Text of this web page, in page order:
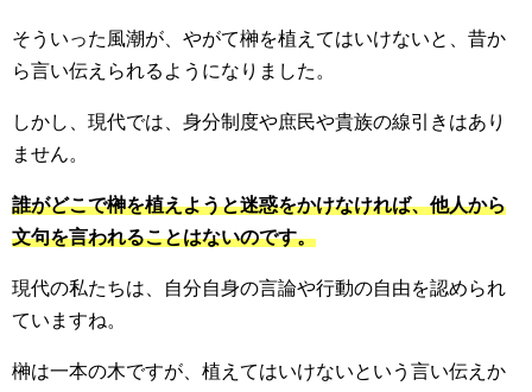
そういった風潮が、やがて榊を植えてはいけないと、昔か
ら言い伝えられるようになりました。
しかし、現代では、身分制度や庶民や貴族の線引きはあり
ません。
誰がどこで榊を植えようと迷惑をかけなければ、他人から
文句を言われることはないのです。
現代の私たちは、自分自身の言論や行動の自由を認められ
ていますね。
榊は一本の木ですが、植えてはいけないという言い伝えか